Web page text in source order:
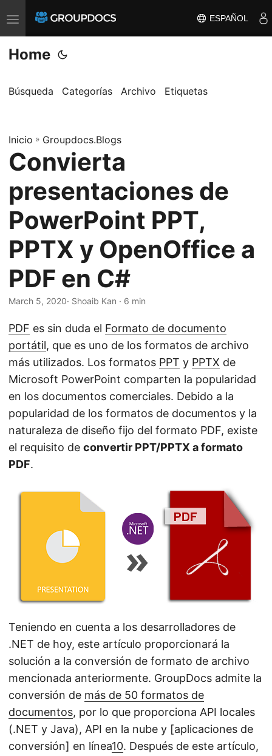
T
o
g
l
a
v
i
g
a
t
i
o
n
ESPAÑOL
Home
Búsqueda Categorías Archivo Etiquetas
Inicio » Groupdocs.Blogs
Convierta
presentaciones de
PowerPoint PPT,
PPTX y OpenOffice a
PDF en C#
March 5, 2020· Shoaib Kan · 6 min
PDF es sin duda el Formato de documento
portátil, que es uno de los formatos de archivo
más utilizados. Los formatos PPT y PPTX de
Microsoft PowerPoint comparten la popularidad
en los documentos comerciales. Debido a la
popularidad de los formatos de documentos y la
naturaleza de diseño fijo del formato PDF, existe
el requisito de convertir PPT/PPTX a formato
PDF.
Teniendo en cuenta a los desarrolladores de
.NET de hoy, este artículo proporcionará la
solución a la conversión de formato de archivo
mencionada anteriormente. GroupDocs admite la
conversión de más de 50 formatos de
documentos, por lo que proporciona API locales
(.NET y Java), API en la nube y [aplicaciones de
conversión] en línea10. Después de este artículo,